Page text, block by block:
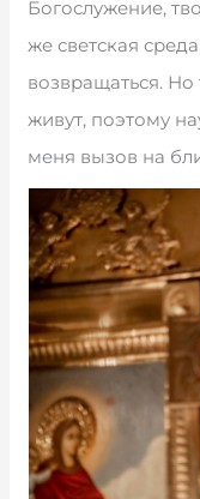
Богослужение,
же светская
возвращаться.
живут, поэтому
меня вызов на